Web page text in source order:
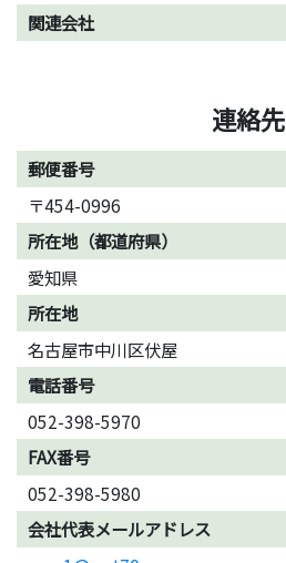
関連会社
連絡先
郵便番号
〒454-0996
所在地（都道府県）
愛知県
所在地
名古屋市中川区伏屋
電話番号
052-398-5970
FAX番号
052-398-5980
会社代表メールアドレス